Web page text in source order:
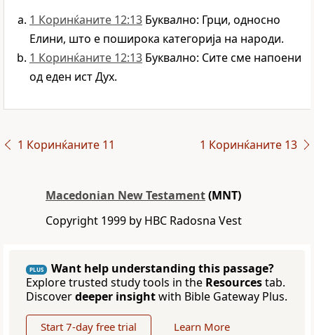
1 Коринќаните 12:13 Буквално: Грци, односно
Елини, што е поширока категорија на народи.
1 Коринќаните 12:13 Буквално: Сите сме напоени
од еден ист Дух.
1 Коринќаните 11 1 Коринќаните 13
Macedonian New Testament(MNT)
Copyright 1999 by HBC Radosna Vest
PLUS
Want help understanding this passage?
Explore trusted study tools in the Resourcestab.
Discoverdeeper insightwith Bible Gateway Plus.
Start 7-day free trial Learn More